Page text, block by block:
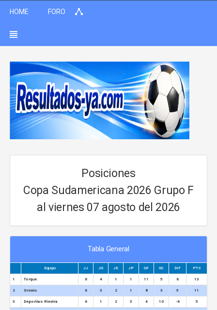
HOME FORO
Posiciones
Copa Sudamericana 2026 Grupo F
al viernes 07 agosto del 2026
Tabla General
Equipo JJ JG JE JP GF GC DIF PTS
1 Torque 6 4 1 1 11 5 6 13
2 Gremio 6 3 2 1 8 3 5 11
3 Deportivo Riestra 6 1 2 3 4 10 -6 5